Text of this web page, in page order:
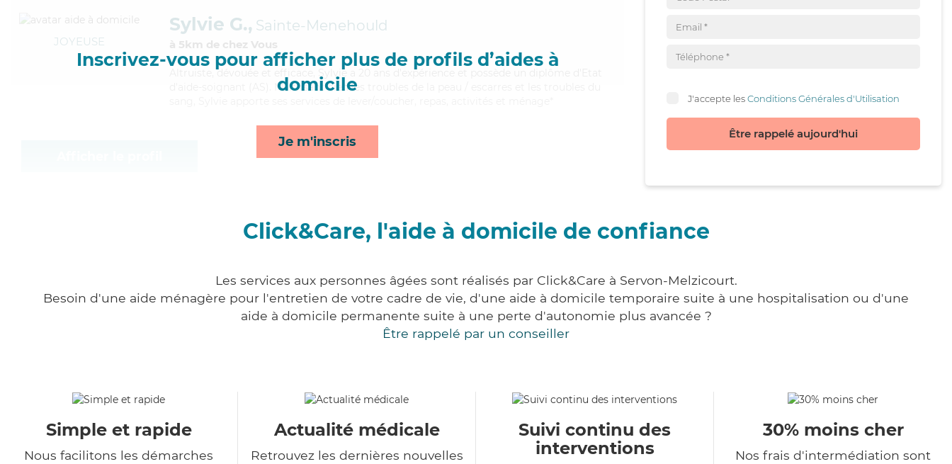
Inscrivez-vous pour afficher plus de profils d’aides à
domicile
Je m'inscris
JOYEUSE
Sylvie G., Sainte-Menehould
à 5km de chez Vous
, dévouée et efficace, Sylvie a 20 ans d'expérience et possède un diplôme d'Etat
d'aide-soignant (AS). Maitrisant bien les troubles de la peau / escarres et les troubles du
J'accepte lesConditions Générales d'Utilisation
Être rappelé aujourd'hui
Click&Care, l'aide à domicile de confiance
Les services aux personnes âgées sont réalisés par Click&Care à Servon-Melzicourt.
Besoin d'une aide ménagère pour l'entretien de votre cadre de vie, d'une aide à domicile temporaire suite à une hospitalisation ou d'une
aide à domicile permanente suite à une perte d'autonomie plus avancée ?
Être rappelé par un conseiller
Simple et rapide
Nous facilitons les démarches
Actualité médicale
Retrouvez les dernières nouvelles
Suivi continu des
interventions
30% moins cher
Nos frais d'intermédiation sont